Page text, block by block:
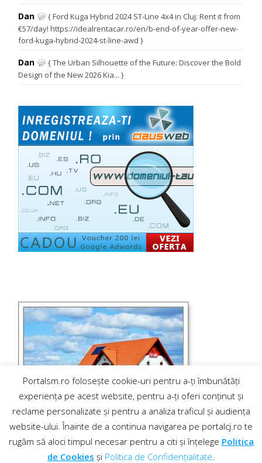
Dan
{ Ford Kuga Hybrid 2024 ST-Line 4x4 in Cluj: Rent it from
€57/day! https://idealrentacar.ro/en/b-end-of-year-offer-new-
ford-kuga-hybrid-2024-st-line-awd }
Dan
{ The Urban Silhouette of the Future: Discover the Bold
Design of the New 2026 Kia... }
Portalsm.ro folosește cookie-uri pentru a-ți îmbunătăți
experiența pe acest website, pentru a-ți oferi conținut și
reclame personalizate și pentru a analiza traficul și audiența
website-ului. Înainte de a continua navigarea pe portalcj.ro te
rugăm să aloci timpul necesar pentru a citi și înțelege Politica
de Cookies și Politica de Confidențialitate.